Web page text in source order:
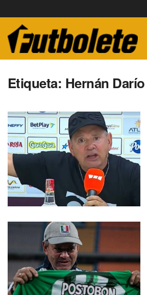
Etiqueta: Hernán